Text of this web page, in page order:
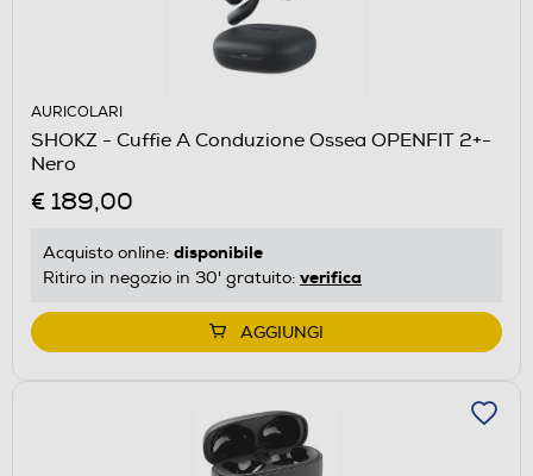
AURICOLARI
SHOKZ - Cuffie A Conduzione Ossea OPENFIT 2+-
Nero
€ 189,00
Acquisto online: disponibile
Ritiro in negozio in 30' gratuito: verifica
AGGIUNGI